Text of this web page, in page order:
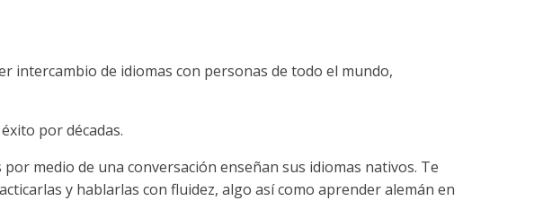
intercambio de idiomas con personas de todo el mundo,
por décadas.
medio de una conversación enseñan sus idiomas nativos. Te
y hablarlas con fluidez, algo así como aprender alemán en